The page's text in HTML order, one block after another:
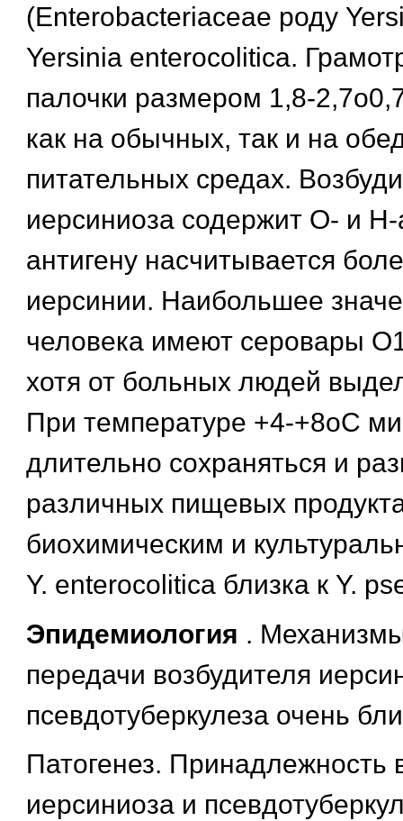
(Enterobacteriaceae роду
Yersinia enterocolitica.
палочки размером 1,8-
как на обычных, так и на
питательных средах.
иерсиниоза содержит О- и
антигену насчитывается
иерсинии. Наибольшее
человека имеют серовары
хотя от больных людей
При температуре +4-+8оС
длительно сохраняться и
различных пищевых
биохимическим и
Y. enterocolitica близка к Y.
Эпидемиология .
передачи возбудителя
псевдотуберкулеза очень
Патогенез. Принадлежность
иерсиниоза и